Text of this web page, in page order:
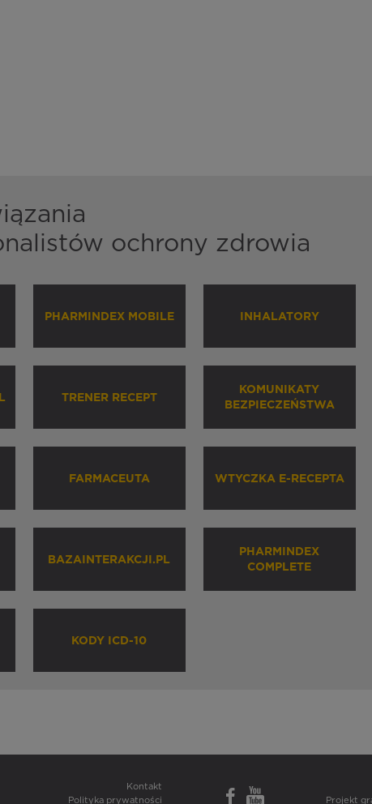
ochrony zdrowia
PHARMINDEX MOBILE INHALATORY
TRENER RECEPT
KOMUNIKATY
BEZPIECZEŃSTWA
FARMACEUTA WTYCZKA E-RECEPTA
BAZAINTERAKCJI.PL
PHARMINDEX
COMPLETE
KODY ICD-10
Kontakt
Polityka prywatności
Projekt